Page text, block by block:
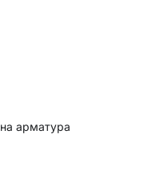
арматура